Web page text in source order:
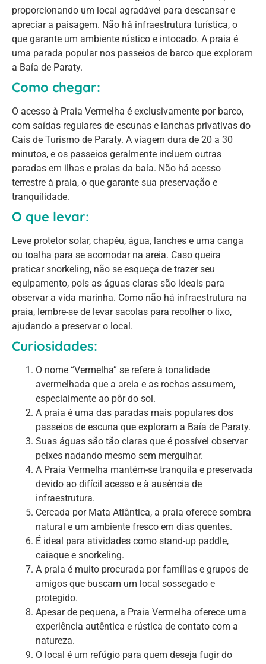
proporcionando um local agradável para descansar e
apreciar a paisagem. Não há infraestrutura turística, o
que garante um ambiente rústico e intocado. A praia é
uma parada popular nos passeios de barco que exploram
a Baía de Paraty.
Como chegar:
O acesso à Praia Vermelha é exclusivamente por barco,
com saídas regulares de escunas e lanchas privativas do
Cais de Turismo de Paraty. A viagem dura de 20 a 30
minutos, e os passeios geralmente incluem outras
paradas em ilhas e praias da baía. Não há acesso
terrestre à praia, o que garante sua preservação e
tranquilidade.
O que levar:
Leve protetor solar, chapéu, água, lanches e uma canga
ou toalha para se acomodar na areia. Caso queira
praticar snorkeling, não se esqueça de trazer seu
equipamento, pois as águas claras são ideais para
observar a vida marinha. Como não há infraestrutura na
praia, lembre-se de levar sacolas para recolher o lixo,
ajudando a preservar o local.
Curiosidades:
O nome “Vermelha” se refere à tonalidade
avermelhada que a areia e as rochas assumem,
especialmente ao pôr do sol.
A praia é uma das paradas mais populares dos
passeios de escuna que exploram a Baía de Paraty.
Suas águas são tão claras que é possível observar
peixes nadando mesmo sem mergulhar.
A Praia Vermelha mantém-se tranquila e preservada
devido ao difícil acesso e à ausência de
infraestrutura.
Cercada por Mata Atlântica, a praia oferece sombra
natural e um ambiente fresco em dias quentes.
É ideal para atividades como stand-up paddle,
caiaque e snorkeling.
A praia é muito procurada por famílias e grupos de
amigos que buscam um local sossegado e
protegido.
Apesar de pequena, a Praia Vermelha oferece uma
experiência autêntica e rústica de contato com a
natureza.
O local é um refúgio para quem deseja fugir do